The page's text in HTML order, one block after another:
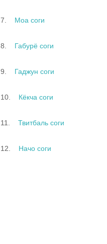
7. Моа соги
8. Габурё соги
9. Гаджун соги
10. Кёкча соги
11. Твитбаль соги
12. Начо соги